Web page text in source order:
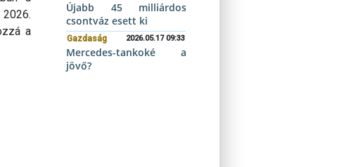
a
Újabb 45 milliárdos
csontváz esett ki
Gazdaság 2026.05.17 09:33
Mercedes-tankoké a
jövő?